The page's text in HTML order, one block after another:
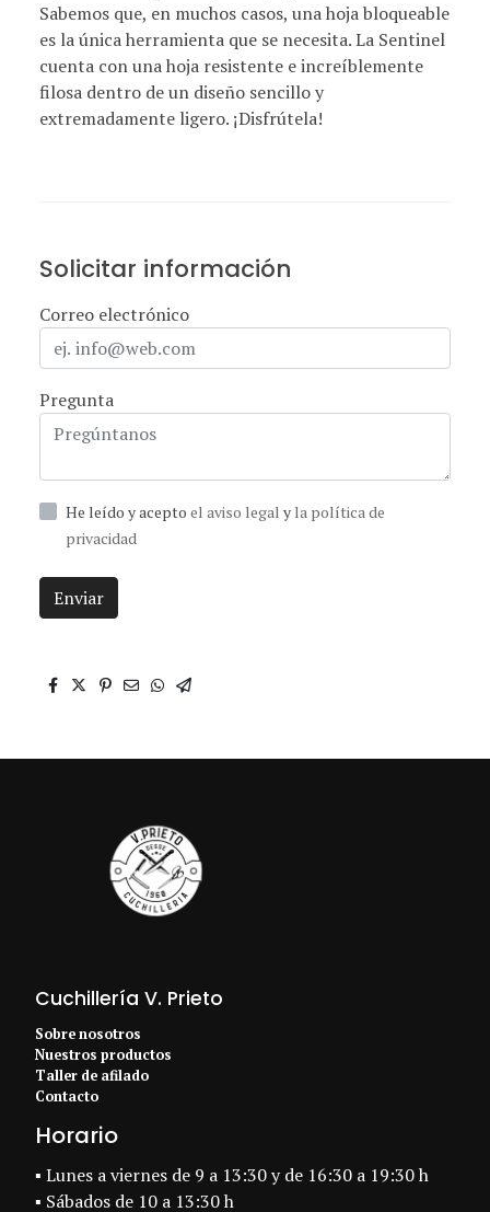
Sabemos que, en muchos casos, una hoja bloqueable
es la única herramienta que se necesita. La Sentinel
cuenta con una hoja resistente e increíblemente
filosa dentro de un diseño sencillo y
extremadamente ligero. ¡Disfrútela!
Solicitar información
Correo electrónico
Pregunta
He leído y acepto el aviso legal y la política de
privacidad
Enviar
Cuchillería V. Prieto
Sobre nosotros
Nuestros productos
Taller de afilado
Contacto
Horario
▪ Lunes a viernes de 9 a 13:30 y de 16:30 a 19:30 h
▪ Sábados de 10 a 13:30 h